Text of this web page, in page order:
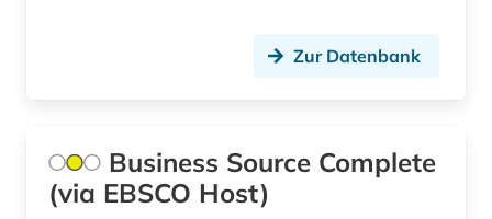
Zur Datenbank
Business Source Complete
(via EBSCO Host)